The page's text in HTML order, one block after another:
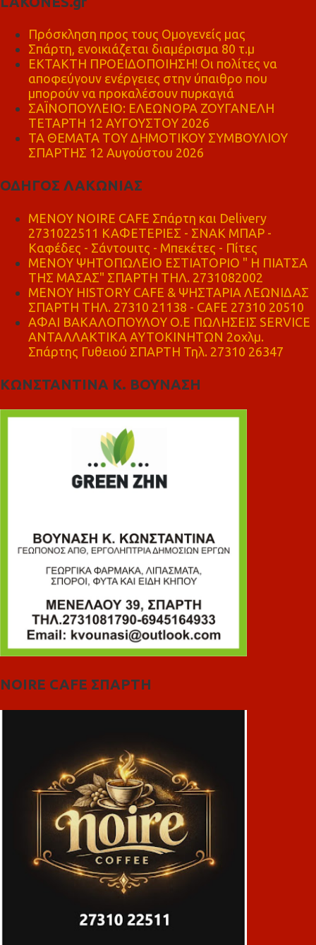
Πρόσκληση προς τους Ομογενείς μας
Σπάρτη, ενοικιάζεται διαμέρισμα 80 τ.μ
ΕΚΤΑΚΤΗ ΠΡΟΕΙΔΟΠΟΙΗΣΗ! Οι πολίτες να
αποφεύγουν ενέργειες στην ύπαιθρο που
μπορούν να προκαλέσουν πυρκαγιά
ΣΑΪΝΟΠΟΥΛΕΙΟ: ΕΛΕΩΝΟΡΑ ΖΟΥΓΑΝΕΛΗ
ΤΕΤΑΡΤΗ 12 ΑΥΓΟΥΣΤΟΥ 2026
ΤΑ ΘΕΜΑΤΑ ΤΟΥ ΔΗΜΟΤΙΚΟΥ ΣΥΜΒΟΥΛΙΟΥ
ΣΠΑΡΤΗΣ 12 Αυγούστου 2026
ΟΔΗΓΟΣ ΛΑΚΩΝΙΑΣ
MENOY NOIRE CAFE Σπάρτη και Delivery
2731022511 ΚΑΦΕΤΕΡΙΕΣ - ΣΝΑΚ ΜΠΑΡ -
Καφέδες - Σάντουιτς - Μπεκέτες - Πίτες
ΜΕΝΟΥ ΨΗΤΟΠΩΛΕΙΟ ΕΣΤΙΑΤΟΡΙΟ " Η ΠΙΑΤΣΑ
ΤΗΣ ΜΑΣΑΣ" ΣΠΑΡΤΗ ΤΗΛ. 2731082002
ΜΕΝΟΥ HISTORY CAFE & ΨΗΣΤΑΡΙΑ ΛΕΩΝΙΔΑΣ
ΣΠΑΡΤΗ ΤΗΛ. 27310 21138 - CAFE 27310 20510
ΑΦΑΙ ΒΑΚΑΛΟΠΟΥΛΟΥ Ο.Ε ΠΩΛΗΣΕΙΣ SERVICE
ΑΝΤΑΛΛΑΚΤΙΚΑ ΑΥΤΟΚΙΝΗΤΩΝ 2οχλμ.
Σπάρτης Γυθειού ΣΠΑΡΤΗ Τηλ. 27310 26347
ΚΩΝΣΤΑΝΤΙΝΑ Κ. ΒΟΥΝΑΣΗ
NOIRE CAFE ΣΠΑΡΤΗ